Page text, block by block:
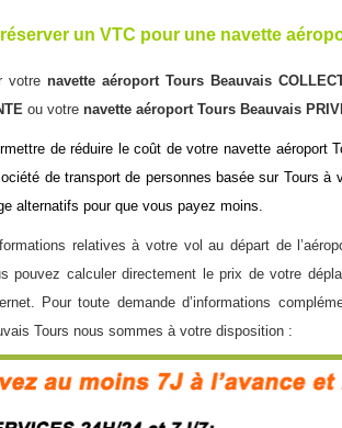
un VTC pour une navette
votre navette aéroportTours Beauvais
ou votre navette aéroport Tours Beauvais
de réduire le coût de votre navette aéroport T
de transport de personnes basée sur Tours
alternatifs pour que vous payez moins.
relatives à votre vol au départ de l’
pouvez calculer directement le prix de votre
Pour toute demande d’informations
Tours nous sommes à votre disposition :